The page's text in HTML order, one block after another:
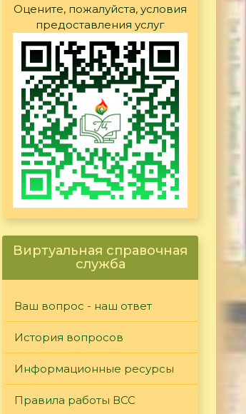
Оцените, пожалуйста, условия
предоставления услуг
Виртуальная справочная
служба
Ваш вопрос - наш ответ
История вопросов
Информационные ресурсы
Правила работы ВСС